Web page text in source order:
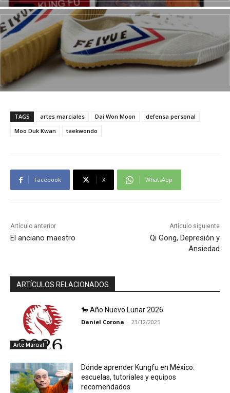
TAGS artes marciales Dai Won Moon
defensa personal
Moo Duk Kwan
taekwondo
Facebook X WhatsApp
Artículo anterior
El anciano maestro
Artículo siguiente
Qi Gong, Depresión y
Ansiedad
ARTÍCULOS RELACIONADOS
Arte Marcial
🐎 Año Nuevo Lunar 2026
Daniel Corona - 23/12/2025
Dónde aprender Kungfu en México:
escuelas, tutoriales y equipos
recomendados